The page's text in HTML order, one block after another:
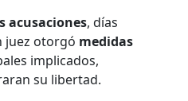
acusaciones, días
juez otorgó medidas
implicados,
su libertad.